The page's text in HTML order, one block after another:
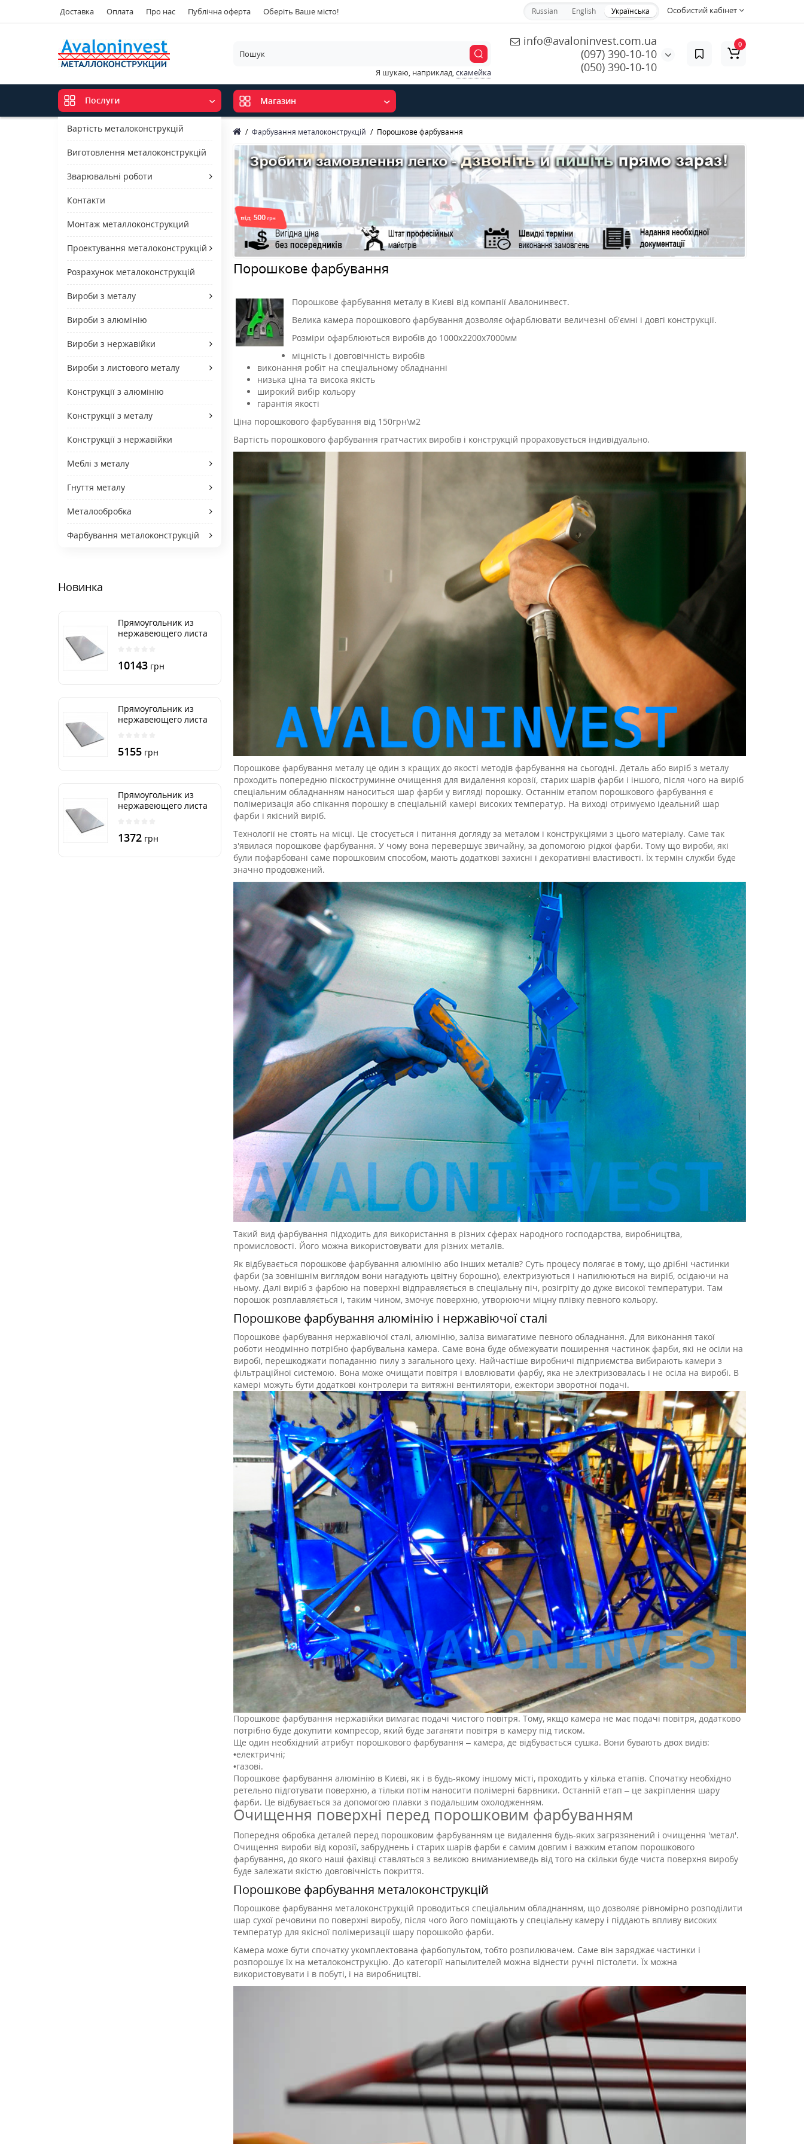
Доставка Оплата Про нас Публічна оферта Оберіть Ваше місто! Особистий кабінет
Russian English Українська
info@avaloninvest.com.ua
(097) 390-10-10
(050) 390-10-10
Я шукаю, наприклад,скамейка
0
Послуги
Вартість металоконструкцій
Виготовлення металоконструкцій
Зварювальні роботи
Контакти
Монтаж металлоконструкций
Проектування металоконструкцій
Розрахунок металоконструкцій
Вироби з металу
Вироби з алюмінію
Вироби з нержавійки
Вироби з листового металу
Конструкції з алюмінію
Конструкції з металу
Конструкції з нержавійки
Меблі з металу
Гнуття металу
Металообробка
Фарбування металоконструкцій
Магазин
Фарбування металоконструкцій Порошкове фарбування
Новинка
Прямоугольник из
нержавеющего листа
10143 грн
Прямоугольник из
нержавеющего листа
5155 грн
Прямоугольник из
нержавеющего листа
1372 грн
Порошкове фарбування
Порошкове фарбування металу в Києві від компанії Авалонинвест.
Велика камера порошкового фарбування дозволяє офарблювати величезні об'ємні і довгі конструкції.
Розміри офарблюються виробів до 1000х2200х7000мм
міцність і довговічність виробів
виконання робіт на спеціальному обладнанні
низька ціна та висока якість
широкий вибір кольору
гарантія якості
Ціна порошкового фарбування від 150грн\м2
Вартість порошкового фарбування гратчастих виробів і конструкцій прораховується індивідуально.
Порошкове фарбування металу це один з кращих до якості методів фарбування на сьогодні. Деталь або виріб з металу
проходить попередню піскоструминне очищення для видалення корозії, старих шарів фарби і іншого, після чого на виріб
спеціальним обладнанням наноситься шар фарби у вигляді порошку. Останнім етапом порошкового фарбування є
полімеризація або спікання порошку в спеціальній камері високих температур. На виході отримуємо ідеальний шар
фарби і якісний виріб.
Технології не стоять на місці. Це стосується і питання догляду за металом і конструкціями з цього матеріалу. Саме так
з'явилася порошкове фарбування. У чому вона перевершує звичайну, за допомогою рідкої фарби. Тому що вироби, які
були пофарбовані саме порошковим способом, мають додаткові захисні і декоративні властивості. Їх термін служби буде
значно продовжений.
Такий вид фарбування підходить для використання в різних сферах народного господарства, виробництва,
промисловості. Його можна використовувати для різних металів.
Як відбувається порошкове фарбування алюмінію або інших металів? Суть процесу полягає в тому, що дрібні частинки
фарби (за зовнішнім виглядом вони нагадують цвітну борошно), електризуються і напилюються на виріб, осідаючи на
ньому. Далі виріб з фарбою на поверхні відправляється в спеціальну піч, розігріту до дуже високої температури. Там
порошок розплавляється і, таким чином, змочує поверхню, утворюючи міцну плівку певного кольору.
Порошкове фарбування алюмінію і нержавіючої сталі
Порошкове фарбування нержавіючої сталі, алюмінію, заліза вимагатиме певного обладнання. Для виконання такої
роботи неодмінно потрібно фарбувальна камера. Саме вона буде обмежувати поширення частинок фарби, які не осіли на
виробі, перешкоджати попаданню пилу з загального цеху. Найчастіше виробничі підприємства вибирають камери з
фільтраційної системою. Вона може очищати повітря і вловлювати фарбу, яка не электризовалась і не осіла на виробі. В
камері можуть бути додаткові контролери та витяжні вентилятори, ежектори зворотної подачі.
Порошкове фарбування нержавійки вимагає подачі чистого повітря. Тому, якщо камера не має подачі повітря, додатково
потрібно буде докупити компресор, який буде заганяти повітря в камеру під тиском.
Ще один необхідний атрибут порошкового фарбування – камера, де відбувається сушка. Вони бувають двох видів:
•електричні;
•газові.
Порошкове фарбування алюмінію в Києві, як і в будь-якому іншому місті, проходить у кілька етапів. Спочатку необхідно
ретельно підготувати поверхню, а тільки потім наносити полімерні барвники. Останній етап – це закріплення шару
фарби. Це відбувається за допомогою плавки з подальшим охолодженням.
Очищення поверхні перед порошковим фарбуванням
Попередня обробка деталей перед порошковим фарбуванням це видалення будь-яких загрязянений і очищення 'метал'.
Очищення вироби від корозії, забруднень і старих шарів фарби є самим довгим і важким етапом порошкового
фарбування, до якого наші фахівці ставляться з великою вниманиемведь від того на скільки буде чиста поверхня виробу
буде залежати якістю довговічність покриття.
Порошкове фарбування металоконструкцій
Порошкове фарбування металоконструкцій проводиться спеціальним обладнанням, що дозволяє рівномірно розподілити
шар сухої речовини по поверхні виробу, після чого його поміщають у спеціальну камеру і піддають впливу високих
температур для якісної полімеризації шару порошкойо фарби.
Камера може бути спочатку укомплектована фарбопультом, тобто розпилювачем. Саме він заряджає частинки і
розпорошує їх на металоконструкцію. До категорії напылителей можна віднести ручні пістолети. Їх можна
використовувати і в побуті, і на виробництві.